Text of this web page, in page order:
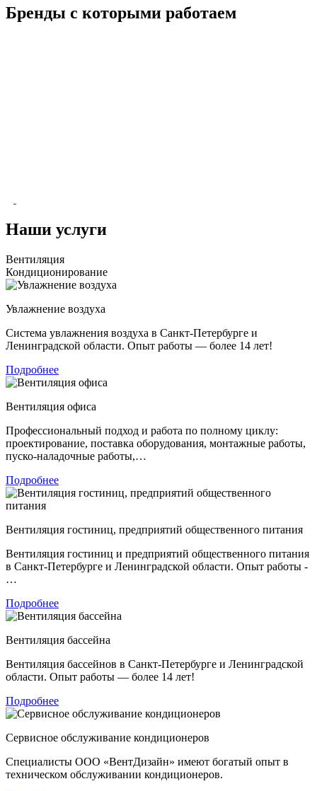
Бренды с которыми работаем
Наши услуги
Вентиляция
Кондиционирование
Увлажнение воздуха
Система увлажнения воздуха в Санкт-Петербурге и
Ленинградской области. Опыт работы — более 14 лет!
Подробнее
Вентиляция офиса
Профессиональный подход и работа по полному циклу:
проектирование, поставка оборудования, монтажные работы,
пуско-наладочные работы,…
Подробнее
Вентиляция гостиниц, предприятий общественного питания
Вентиляция гостиниц и предприятий общественного питания
в Санкт-Петербурге и Ленинградской области. Опыт работы -
…
Подробнее
Вентиляция бассейна
Вентиляция бассейнов в Санкт-Петербурге и Ленинградской
области. Опыт работы — более 14 лет!
Подробнее
Сервисное обслуживание кондиционеров
Специалисты ООО «ВентДизайн» имеют богатый опыт в
техническом обслуживании кондиционеров.